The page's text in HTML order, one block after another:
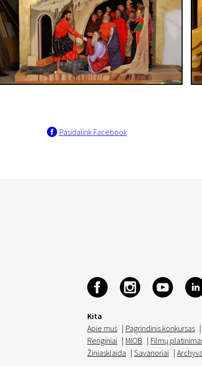
Pasidalink Facebook
Kita
Apie mus | Pagrindinis konkursas |
Renginiai | MIOB | Filmų
Žiniasklaida | Savanoriai |